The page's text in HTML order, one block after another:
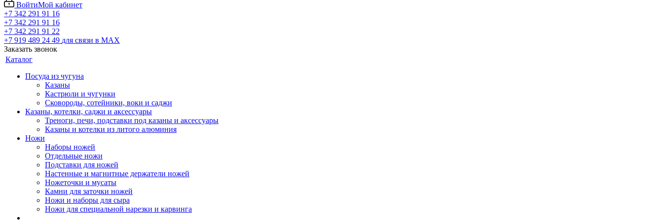
ВойтиМой кабинет
+7 342 291 91 16
+7 342 291 91 16
+7 342 291 91 22
+7 919 489 24 49 для связи в МАХ
Заказать звонок
Каталог
Посуда из чугуна
Казаны
Кастрюли и чугунки
Сковороды, сотейники, воки и саджи
Казаны, котелки, саджи и аксессуары
Треноги, печи, подставки под казаны и аксессуары
Казаны и котелки из литого алюминия
Ножи
Наборы ножей
Отдельные ножи
Подставки для ножей
Настенные и магнитные держатели ножей
Ножеточки и мусаты
Камни для заточки ножей
Ножи и наборы для сыра
Ножи для специальной нарезки и карвинга